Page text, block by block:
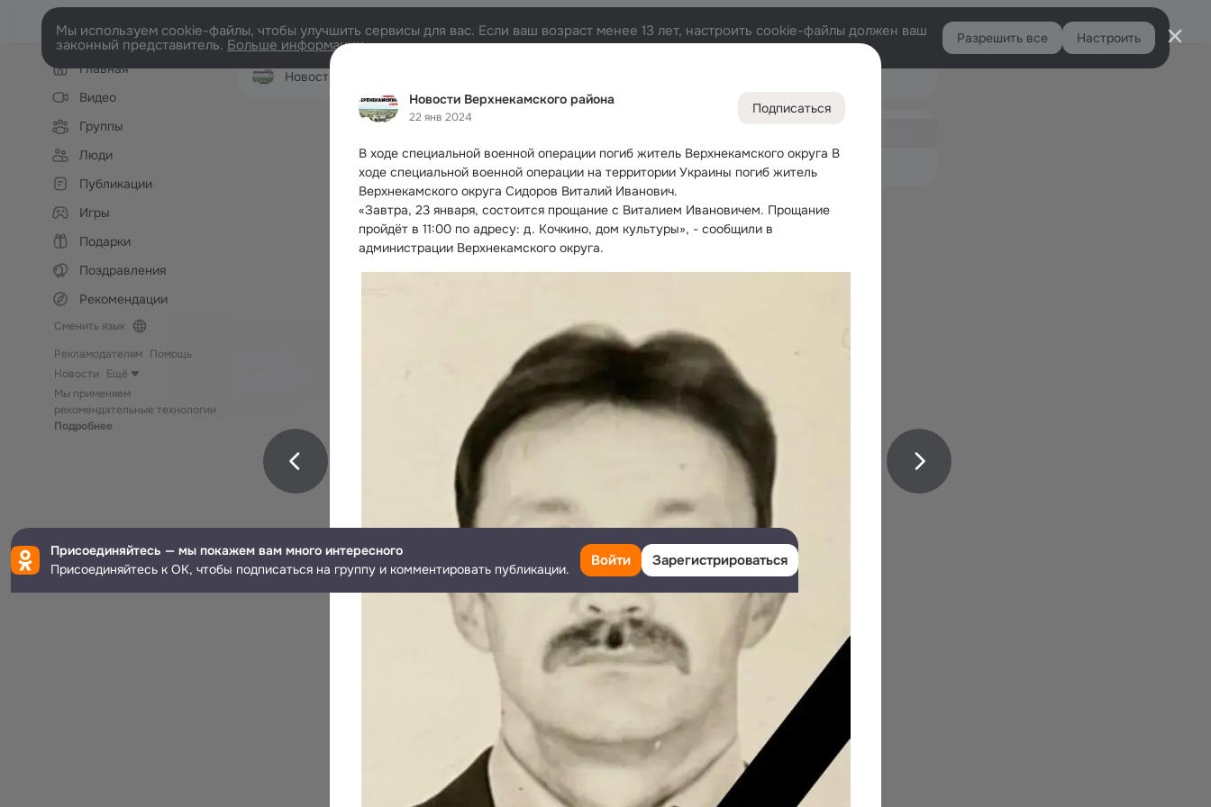
Новости Верхнекамского района
22 янв 2024
Подписаться
В ходе специальной военной операции погиб житель Верхнекамского округа В
ходе специальной военной операции на территории Украины погиб житель
Верхнекамского округа Сидоров Виталий Иванович.
«Завтра, 23 января, состоится прощание с Виталием Ивановичем. Прощание
пройдёт в 11:00 по адресу: д. Кочкино, дом культуры», - сообщили в
администрации Верхнекамского округа.
Войти
Мы используем cookie-файлы, чтобы улучшить сервисы для вас. Если ваш возраст менее 13 лет, настроить cookie-файлы должен ваш
законный представитель. Больше информации Разрешить все Настроить
Левая
колонкаГлавная
Видео
Группы
Люди
Публикации
Игры
Подарки
Поздравления
Рекомендации
Сменить язык
Рекламодателям Помощь
Новости
Ещё
Мы применяем
рекомендательные технологии
Подробнее
Новости Верхнекамского района
Дополнительная
Обсуждаемые
Присоединяйтесь — мы покажем вам много интересного
Присоединяйтесь к ОК, чтобы подписаться на группу и комментировать публикации.
Войти Зарегистрироваться